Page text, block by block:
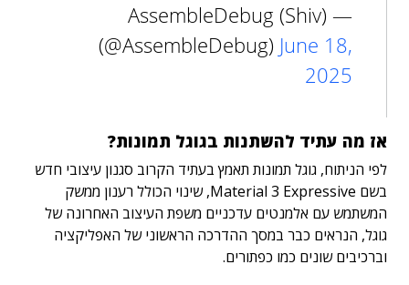
— AssembleDebug (Shiv)
(@AssembleDebug) June 18,
2025
אז מה עתיד להשתנות בגוגל תמונות?
לפי הניתוח, גוגל תמונות תאמץ בעתיד הקרוב סגנון עיצובי חדש
בשם Material 3 Expressive, שינוי הכולל רענון ממשק
המשתמש עם אלמנטים עדכניים משפת העיצוב האחרונה של
גוגל, הנראים כבר במסך ההדרכה הראשוני של האפליקציה
וברכיבים שונים כמו כפתורים.